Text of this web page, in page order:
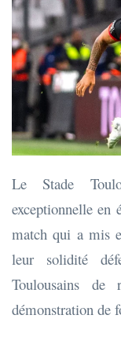
Le Stade
exceptionnelle en
match qui a mis
leur solidité
Toulousains
démonstration de